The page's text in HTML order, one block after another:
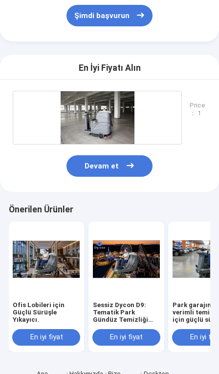
Şimdi başvurun
En İyi Fiyatı Alın
Price
： 1
Devam et
Önerilen Ürünler
Ofis Lobileri için
Güçlü Sürüşle
Yıkayıcı.
En iyi fiyat
Sessiz Dycon D9:
Tematik Park
Gündüz Temizliği
Temizleyici.
En iyi fiyat
Park garajını
verimli
için güçlü
En iyi